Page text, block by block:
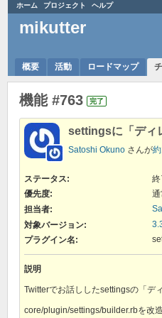
ホーム プロジェクト ヘルプ
mikutter
概要 活動 ロードマップ
機能 #763 完了
settingsに「ディ
Satoshi Okuno さんが
ステータス:
終
優先度:
通
担当者:
対象バージョン:
プラグイン名:
説明
Twitterでお話ししたsettingsの「デ
core/plugin/settings/builder.rbを改